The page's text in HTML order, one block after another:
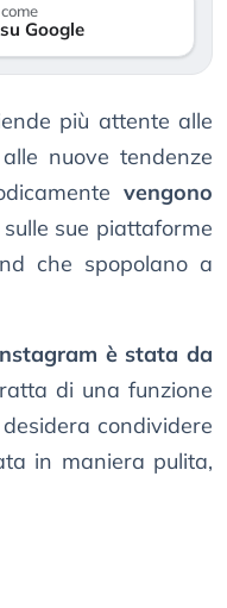
Google
più attente alle
nuove tendenze
vengono
sulle sue piattaforme
che spopolano a
è stata da
di una funzione
condividere
in maniera pulita,